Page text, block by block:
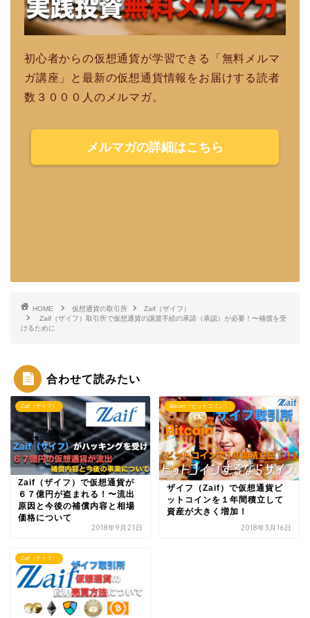
初心者からの仮想通貨が学習できる「無料メルマ
ガ講座」と最新の仮想通貨情報をお届けする読者
数３０００人のメルマガ。
メルマガの詳細はこちら
HOME 仮想通貨の取引所
Zaif（ザイフ）
Zaif（ザイフ）取引所で仮想通貨の譲渡手続の承諾（承認）が必要！〜補償を受
けるために
合わせて読みたい
Zaif（ザイフ）
Zaif（ザイフ）で仮想通貨が
６７億円が盗まれる！〜流出
原因と今後の補償内容と相場
価格について
2018年9月21日
Bitcoin（ビットコイン）
ザイフ（Zaif）で仮想通貨ビ
ットコインを１年間積立して
資産が大きく増加！
2018年3月16日
Zaif（ザイフ）